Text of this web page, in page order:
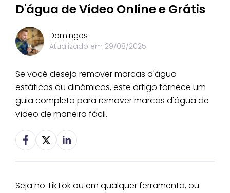
D'água de Vídeo Online e Grátis
Domingos
Atualizado em 29/08/2025
Se você deseja remover marcas d'água
estáticas ou dinâmicas, este artigo fornece um
guia completo para remover marcas d'água de
vídeo de maneira fácil.
Seja no TikTok ou em qualquer ferramenta, ou